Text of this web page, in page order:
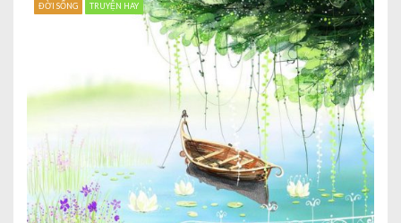
ĐỜI SỐNG TRUYỆN HAY